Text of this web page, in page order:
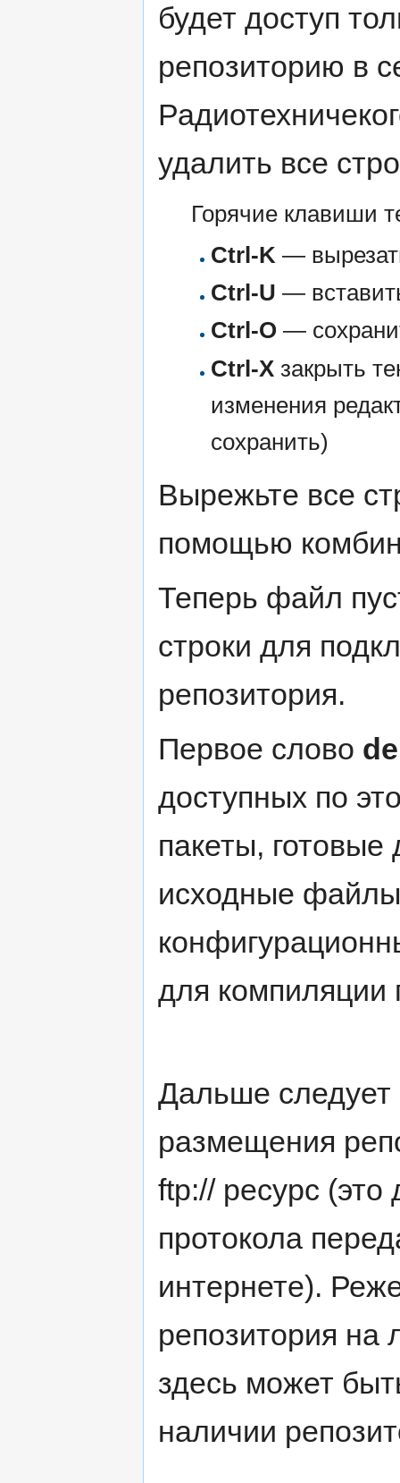
будет доступ
репозиторию в
удалить все
Горячие клавиши
Ctrl-K —
Ctrl-U —
Ctrl-O —
Ctrl-X закрыть
изменения
сохранить)
Вырежьте все
помощью
Теперь файл
строки для
репозитория.
Первое слово
доступных по
пакеты,
исходные
для компиляции
Дальше
размещения
ftp:// ресурс
протокола
интернете).
репозитория на
здесь может
наличии